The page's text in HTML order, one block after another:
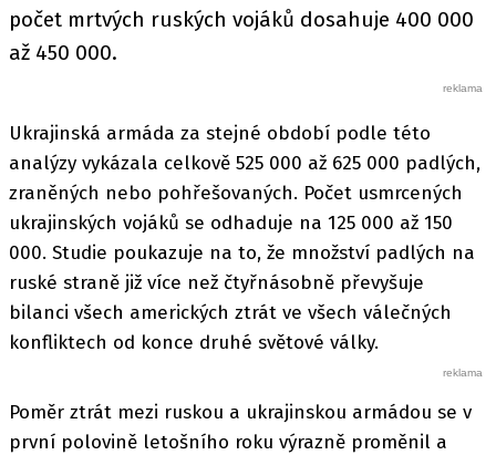
počet mrtvých ruských vojáků dosahuje 400 000
až 450 000.
Ukrajinská armáda za stejné období podle této
analýzy vykázala celkově 525 000 až 625 000 padlých,
zraněných nebo pohřešovaných. Počet usmrcených
ukrajinských vojáků se odhaduje na 125 000 až 150
000. Studie poukazuje na to, že množství padlých na
ruské straně již více než čtyřnásobně převyšuje
bilanci všech amerických ztrát ve všech válečných
konfliktech od konce druhé světové války.
Poměr ztrát mezi ruskou a ukrajinskou armádou se v
první polovině letošního roku výrazně proměnil a